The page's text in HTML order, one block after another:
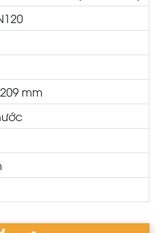
mm